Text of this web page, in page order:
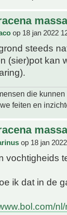
op 18 jan 2022
steeds
(sier)pot kan
die
feiten en
op 18 jan
vochtigheids
ik dat in de